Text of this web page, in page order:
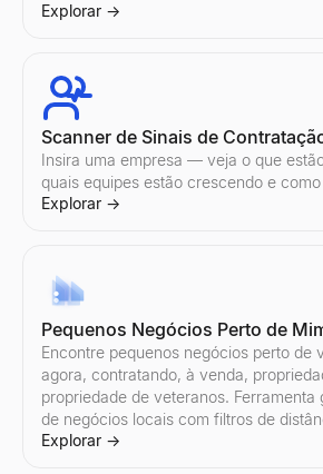
Testador de linhas de assunto de
Teste sua linha de assunto de email
Explorar→
Explorar
Gerador de Script de Vendas
Gere scripts de vendas B2B em
Explorar →
Explorar →
Scanner de Sinais de
Insira uma empresa — veja o que
quais equipes estão crescendo e
Explorar →
Pequenos Negócios Perto de
Encontre pequenos negócios perto
agora, contratando, à venda,
propriedade de veteranos. Ferramenta
de negócios locais com filtros de
Explorar →